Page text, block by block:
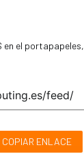
en el portapapeles,
COPIAR ENLACE